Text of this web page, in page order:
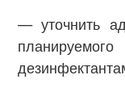
— уточнить